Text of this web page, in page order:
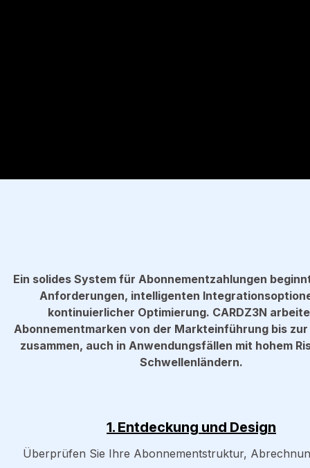
Ein solides System für Abonnementzahlungen
Anforderungen, intelligenten
kontinuierlicher Optimierung. CARDZ3N
Abonnementmarken von der Markteinführung bis
zusammen, auch in Anwendungsfällen mit hohem
Schwellenländern.
1. Entdeckung und Design
Überprüfen Sie Ihre Abonnementstruktur,